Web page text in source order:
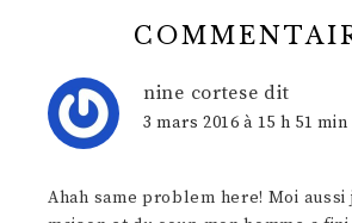
nine cortese dit
3 mars 2016 à 15 h 51 min
Ahah same problem here! Moi aussi